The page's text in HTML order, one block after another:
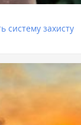
систему захисту